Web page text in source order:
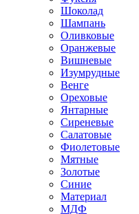
Шоколад
Шампань
Оливковые
Оранжевые
Вишневые
Изумрудные
Венге
Ореховые
Янтарные
Сиреневые
Салатовые
Фиолетовые
Мятные
Золотые
Синие
Материал
МДФ